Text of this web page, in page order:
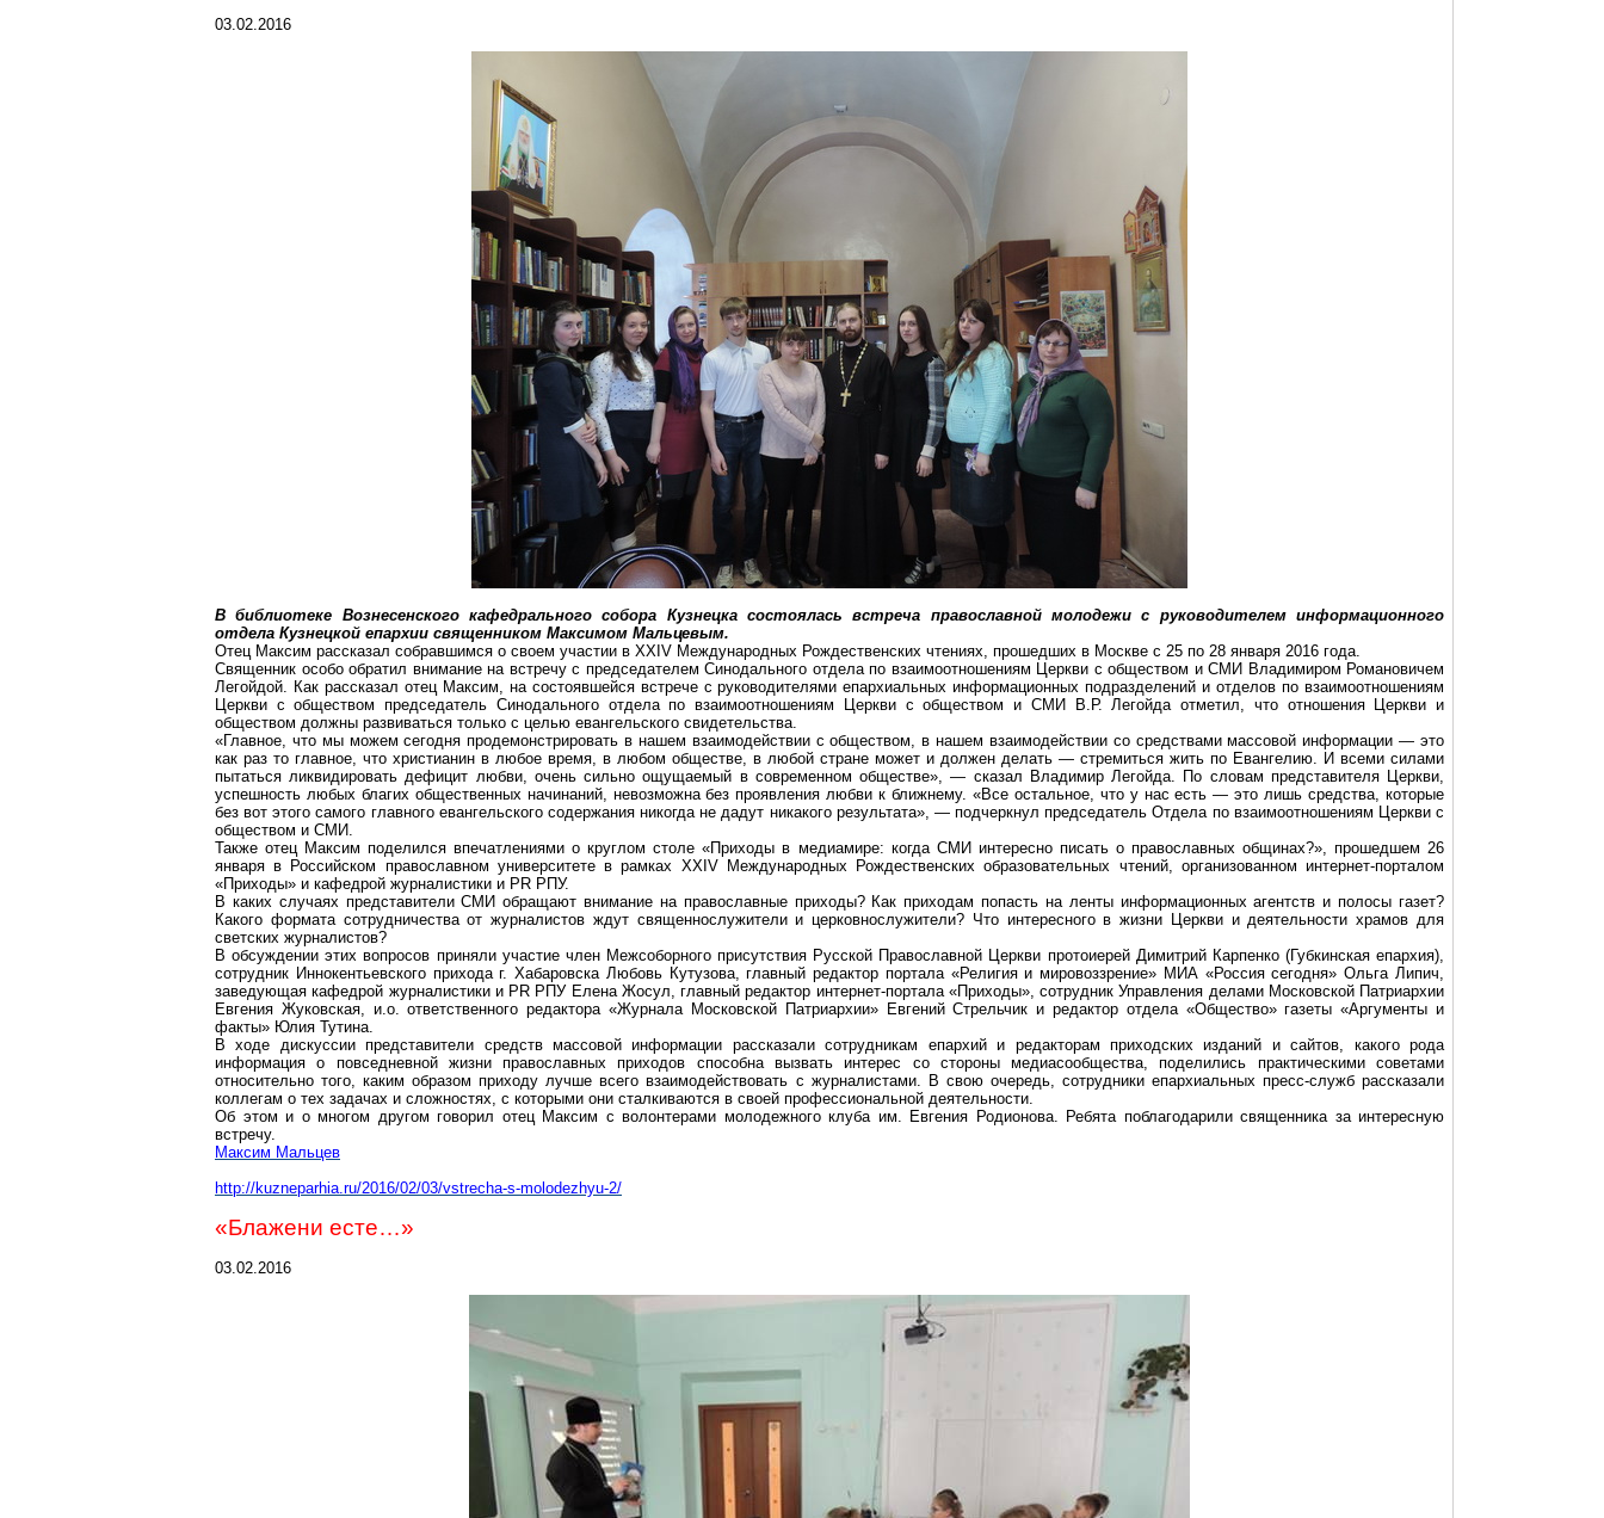
03.02.2016
В библиотеке Вознесенского кафедрального собора Кузнецка состоялась встреча православной молодежи с руководителем информационного
отдела Кузнецкой епархии священником Максимом Мальцевым.
Отец Максим рассказал собравшимся о своем участии в XXIV Международных Рождественских чтениях, прошедших в Москве с 25 по 28 января 2016 года.
Священник особо обратил внимание на встречу с председателем Синодального отдела по взаимоотношениям Церкви с обществом и СМИ Владимиром Романовичем
Легойдой. Как рассказал отец Максим, на состоявшейся встрече с руководителями епархиальных информационных подразделений и отделов по взаимоотношениям
Церкви с обществом председатель Синодального отдела по взаимоотношениям Церкви с обществом и СМИ В.Р.Легойдаотметил, что отношения Церкви и
обществом должны развиваться только с целью евангельского свидетельства.
«Главное, что мы можем сегодня продемонстрировать в нашем взаимодействии с обществом, в нашем взаимодействии со средствами массовой информации — это
как раз то главное, что христианин в любое время, в любом обществе, в любой стране может и должен делать — стремиться жить по Евангелию. И всеми силами
пытаться ликвидировать дефицит любви, очень сильно ощущаемый в современном обществе», — сказал ВладимирЛегойда. По словам представителя Церкви,
успешность любых благих общественных начинаний, невозможна без проявления любви кближнему. «Все остальное, что у нас есть — это лишь средства, которые
без вот этого самого главного евангельского содержания никогда не дадут никакого результата», — подчеркнул председатель Отдела по взаимоотношениям Церкви с
обществом и СМИ.
Также отец Максим поделился впечатлениями о круглом столе «Приходы в медиамире: когда СМИ интересно писать о православных общинах?», прошедшем 26
января в Российском православном университете в рамках XXIV Международных Рождественских образовательных чтений, организованном интернет-порталом
«Приходы» и кафедрой журналистики и PR РПУ.
В каких случаях представители СМИ обращают внимание на православные приходы? Как приходам попасть на ленты информационных агентств и полосы газет?
Какого формата сотрудничества от журналистов ждут священнослужители и церковнослужители? Что интересного в жизни Церкви и деятельности храмов для
светских журналистов?
В обсуждении этих вопросов приняли участие член Межсоборногоприсутствия Русской Православной Церкви протоиерей ДимитрийКарпенко (Губкинскаяепархия),
сотрудник Иннокентьевскогоприхода г. Хабаровска Любовь Кутузова, главный редактор портала «Религия и мировоззрение» МИА «Россия сегодня» ОльгаЛипич,
заведующая кафедрой журналистики и PR РПУ Елена Жосул, главный редактор интернет-портала«Приходы», сотрудник Управления делами Московской Патриархии
Евгения Жуковская, и.о. ответственного редактора «Журнала МосковскойПатриархии» ЕвгенийСтрельчик и редактор отдела «Общество» газеты «Аргументы и
факты» Юлия Тутина.
В ходе дискуссии представители средств массовой информации рассказали сотрудникам епархий и редакторам приходских изданий и сайтов, какого рода
информация о повседневной жизни православных приходов способна вызвать интерес со сторонымедиасообщества, поделились практическими советами
относительно того, каким образом приходу лучше всего взаимодействовать с журналистами. В свою очередь, сотрудники епархиальных пресс-служб рассказали
коллегам о тех задачах и сложностях, с которыми они сталкиваются в своей профессиональной деятельности.
Об этом и о многом другом говорил отец Максим с волонтерами молодежного клуба им. Евгения Родионова. Ребята поблагодарили священника за интересную
встречу.
Максим Мальцев
http://kuzneparhia.ru/2016/02/03/vstrecha-s-molodezhyu-2/
«Блажени есте…»
03.02.2016